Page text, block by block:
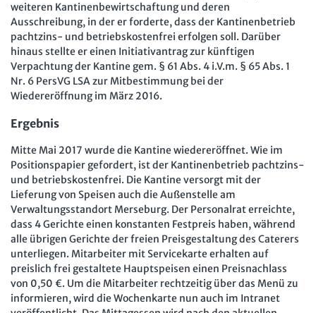
weiteren Kantinenbewirtschaftung und deren
Ausschreibung, in der er forderte, dass der Kantinenbetrieb
pachtzins- und betriebskostenfrei erfolgen soll. Darüber
hinaus stellte er einen Initiativantrag zur künftigen
Verpachtung der Kantine gem. § 61 Abs. 4 i.V.m. § 65 Abs. 1
Nr. 6 PersVG LSA zur Mitbestimmung bei der
Wiedereröffnung im März 2016.
Ergebnis
Mitte Mai 2017 wurde die Kantine wiedereröffnet. Wie im
Positionspapier gefordert, ist der Kantinenbetrieb pachtzins-
und betriebskostenfrei. Die Kantine versorgt mit der
Lieferung von Speisen auch die Außenstelle am
Verwaltungsstandort Merseburg. Der Personalrat erreichte,
dass 4 Gerichte einen konstanten Festpreis haben, während
alle übrigen Gerichte der freien Preisgestaltung des Caterers
unterliegen. Mitarbeiter mit Servicekarte erhalten auf
preislich frei gestaltete Hauptspeisen einen Preisnachlass
von 0,50 €. Um die Mitarbeiter rechtzeitig über das Menü zu
informieren, wird die Wochenkarte nun auch im Intranet